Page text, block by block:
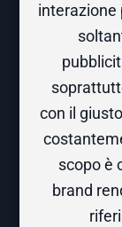
interazione
con il
scopo è
brand